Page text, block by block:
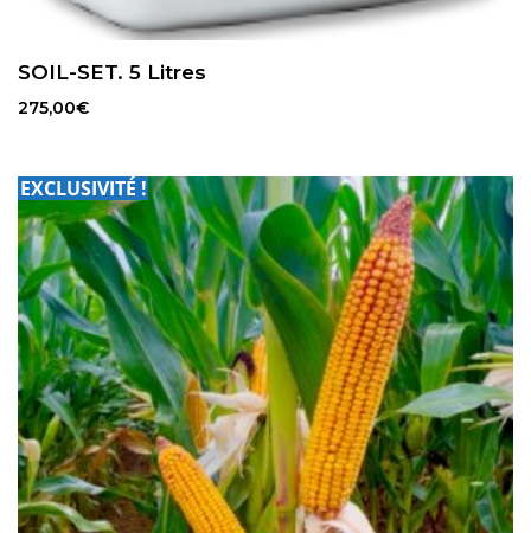
SOIL-SET. 5 Litres
275,00€
EXCLUSIVITÉ !